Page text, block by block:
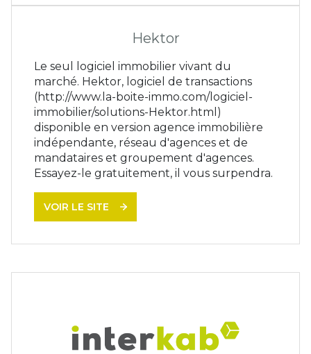
Hektor
Le seul logiciel immobilier vivant du
marché. Hektor, logiciel de transactions
(http://www.la-boite-immo.com/logiciel-
immobilier/solutions-Hektor.html)
disponible en version agence immobilière
indépendante, réseau d'agences et de
mandataires et groupement d'agences.
Essayez-le gratuitement, il vous surpendra.
VOIR LE SITE